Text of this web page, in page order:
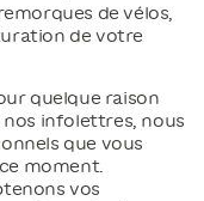
de vélos,
de votre
quelque raison
nos infolettres, nous
que vous
moment.
vos